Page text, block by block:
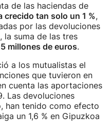
de las haciendas de
crecido tan solo un 1 %,
por las devoluciones
la suma de las tres
millones de euros.
a los mutualistas el
que tuvieron en
cuenta las aportaciones
Las devoluciones
han tenido como efecto
un 1,6 % en Gipuzkoa